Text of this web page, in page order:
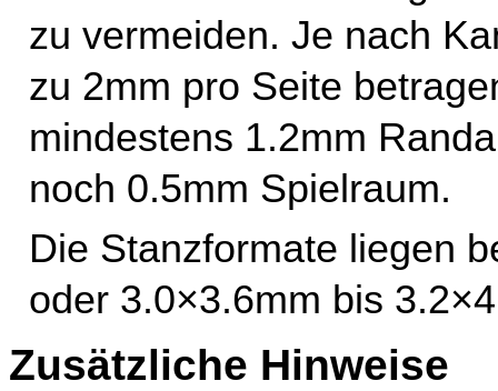
zu vermeiden. Je nach
zu 2mm pro Seite
mindestens 1.2mm
noch 0.5mm Spielraum.
Die Stanzformate liegen
oder 3.0×3.6mm bis
Zusätzliche Hinweise